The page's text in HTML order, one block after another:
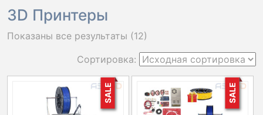
3D Принтеры
Показаны все результаты (12)
SALE SALE